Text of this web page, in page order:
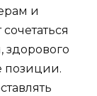
и
здорового
позиции.